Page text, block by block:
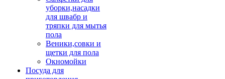
уборки,насадки
для швабр и
тряпки для мытья
пола
Веники,совки и
щетки для пола
Окномойки
Посуда для